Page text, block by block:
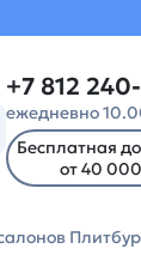
+7 812
ежедневно
Бесплатная
от 40